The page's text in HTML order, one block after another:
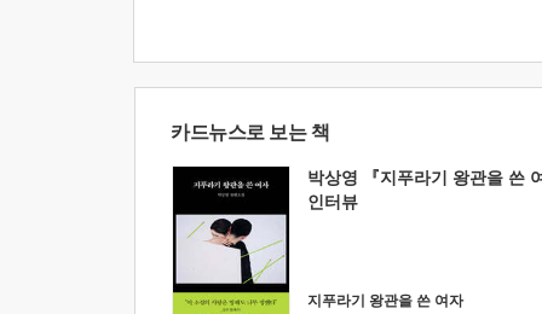
카드뉴스로 보는 책
박상영 『지푸라기 왕관을 쓴
인터뷰
지푸라기 왕관을 쓴 여자